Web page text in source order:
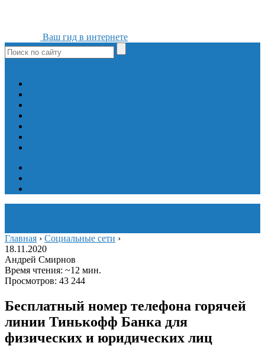
Ваш гид в интернете
Главная › Социальные сети ›
18.11.2020
Андрей Смирнов
Время чтения: ~12 мин.
Просмотров: 43 244
Бесплатный номер телефона горячей
линии Тинькофф Банка для
физических и юридических лиц